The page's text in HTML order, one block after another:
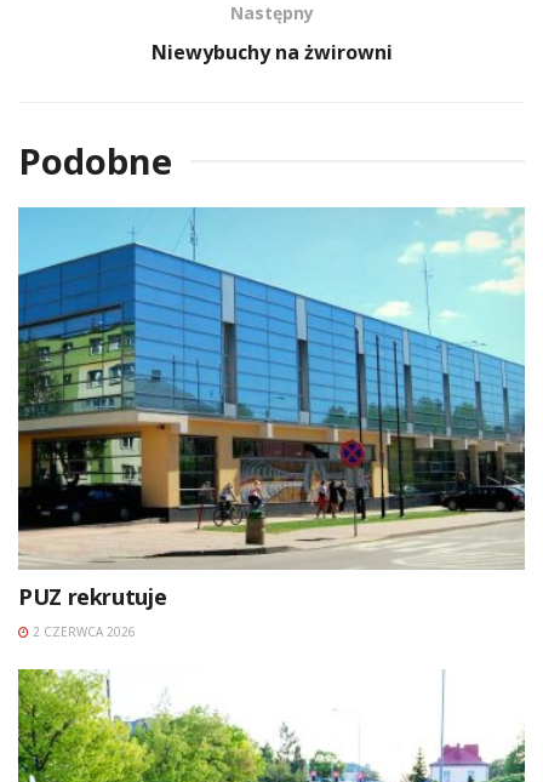
Następny
Niewybuchy na żwirowni
Podobne
PUZ rekrutuje
2 CZERWCA 2026